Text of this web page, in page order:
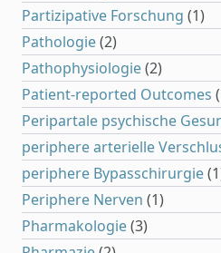
Partizipative Forschung (1)
Pathologie(2)
Pathophysiologie(2)
Patient-reported Outcomes
Peripartale psychische
periphere arterielle
periphere Bypasschirurgie
Periphere Nerven (1)
Pharmakologie(3)